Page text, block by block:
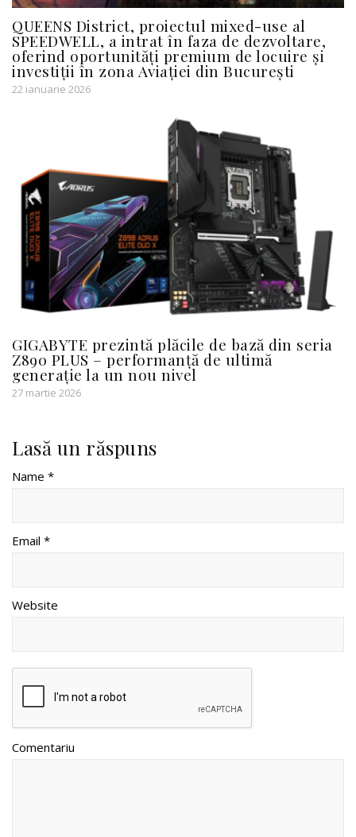
QUEENS District, proiectul mixed-use al
SPEEDWELL, a intrat în faza de dezvoltare,
oferind oportunități premium de locuire și
investiții în zona Aviației din București
22 ianuarie 2026
GIGABYTE prezintă plăcile de bază din seria
Z890 PLUS – performanță de ultimă
generație la un nou nivel
27 martie 2026
Lasă un răspuns
Name *
Email *
Website
Comentariu